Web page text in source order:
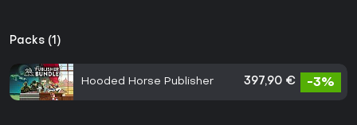
Packs (1)
Hooded Horse Publisher 397,90 € -3%